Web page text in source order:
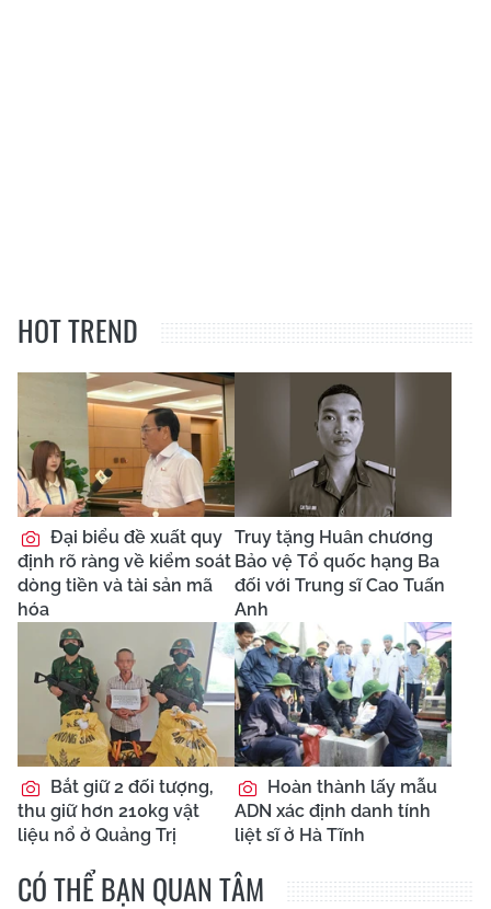
HOT TREND
Đại biểu đề xuất quy
định rõ ràng về kiểm soát
dòng tiền và tài sản mã
hóa
Truy tặng Huân chương
Bảo vệ Tổ quốc hạng Ba
đối với Trung sĩ Cao Tuấn
Anh
Bắt giữ 2 đối tượng,
thu giữ hơn 210kg vật
liệu nổ ở Quảng Trị
Hoàn thành lấy mẫu
ADN xác định danh tính
liệt sĩ ở Hà Tĩnh
CÓ THỂ BẠN QUAN TÂM